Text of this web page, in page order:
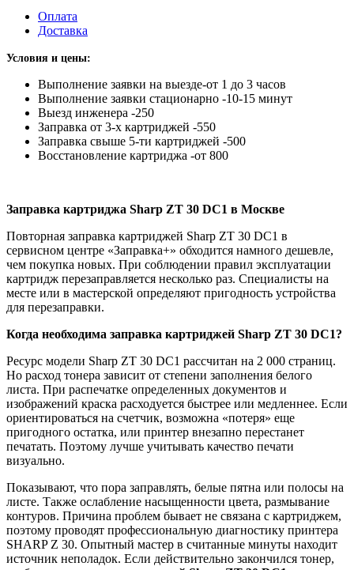
Оплата
Доставка
Условия и цены:
Выполнение заявки на выезде-от 1 до 3 часов
Выполнение заявки стационарно -10-15 минут
Выезд инженера -250
Заправка от 3-х картриджей -550
Заправка свыше 5-ти картриджей -500
Восстановление картриджа -от 800
Заправка картриджа Sharp ZT 30 DC1 в Москве
Повторная заправка картриджей Sharp ZT 30 DC1 в
сервисном центре «Заправка+» обходится намного дешевле,
чем покупка новых. При соблюдении правил эксплуатации
картридж перезаправляется несколько раз. Специалисты на
месте или в мастерской определяют пригодность устройства
для перезаправки.
Когда необходима заправка картриджей Sharp ZT 30 DC1?
Ресурс модели Sharp ZT 30 DC1 рассчитан на 2 000 страниц.
Но расход тонера зависит от степени заполнения белого
листа. При распечатке определенных документов и
изображений краска расходуется быстрее или медленнее. Если
ориентироваться на счетчик, возможна «потеря» еще
пригодного остатка, или принтер внезапно перестанет
печатать. Поэтому лучше учитывать качество печати
визуально.
Показывают, что пора заправлять, белые пятна или полосы на
листе. Также ослабление насыщенности цвета, размывание
контуров. Причина проблем бывает не связана с картриджем,
поэтому проводят профессиональную диагностику принтера
SHARP Z 30. Опытный мастер в считанные минуты находит
источник неполадок. Если действительно закончился тонер,